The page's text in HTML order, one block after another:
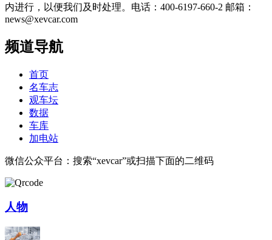
内进行，以便我们及时处理。电话：400-6197-660-2 邮箱：
news@xevcar.com
频道导航
首页
名车志
观车坛
数据
车库
加电站
微信公众平台：搜索“xevcar”或扫描下面的二维码
人物